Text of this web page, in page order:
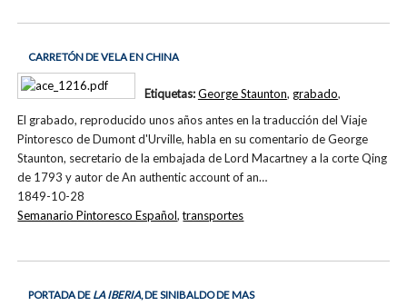
CARRETÓN DE VELA EN CHINA
El grabado, reproducido unos años antes en la traducción del Viaje
Pintoresco de Dumont d'Urville, habla en su comentario de George
Staunton, secretario de la embajada de Lord Macartney a la corte Qing
de 1793 y autor de An authentic account of an…
1849-10-28
Etiquetas:George Staunton, grabado,
Semanario Pintoresco Español,transportes
PORTADA DE LA IBERIA, DE SINIBALDO DE MAS